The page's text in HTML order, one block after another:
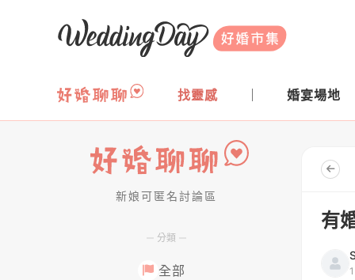
WeddingDay 好婚市集
找靈感 婚宴場地
好婚聊聊新娘可匿名討論區
分類
全部
有